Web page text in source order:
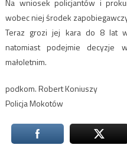
Na wniosek policjantów i
wobec niej środek
Teraz grozi jej kara do 8 lat
natomiast podejmie
małoletnim.
podkom. Robert Koniuszy
Policja Mokotów